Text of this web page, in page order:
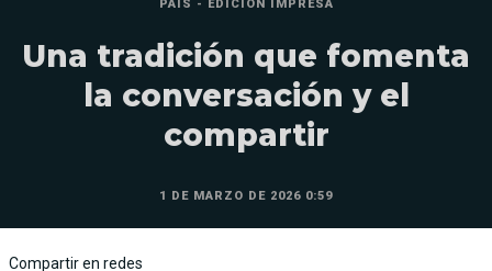
PAÍS - EDICIÓN IMPRESA
Una tradición que fomenta
la conversación y el
compartir
1 DE MARZO DE 2026 0:59
Compartir en redes